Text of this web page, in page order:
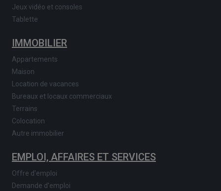
Jeux vidéo et consoles
Tablette
IMMOBILIER
Appartements
Maison
Location de vacances
Bureaux et locaux commerciaux
Terrains
Colocation
Autre immobilier
EMPLOI, AFFAIRES ET SERVICES
Offre d'emploi
Demande d'emploi